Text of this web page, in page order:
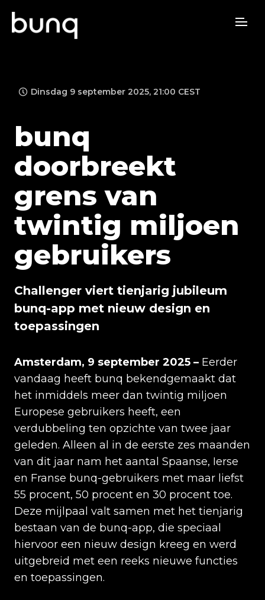
Dinsdag 9 september 2025, 21:00 CEST
bunq
doorbreekt
grens van
twintig miljoen
gebruikers
Challenger viert tienjarig jubileum
bunq-app met nieuw design en
toepassingen
Amsterdam, 9 september 2025 – Eerder
vandaag heeft bunq bekendgemaakt dat
het inmiddels meer dan twintig miljoen
Europese gebruikers heeft, een
verdubbeling ten opzichte van twee jaar
geleden. Alleen al in de eerste zes maanden
van dit jaar nam het aantal Spaanse, Ierse
en Franse bunq-gebruikers met maar liefst
55 procent, 50 procent en 30 procent toe.
Deze mijlpaal valt samen met het tienjarig
bestaan van de bunq-app, die speciaal
hiervoor een nieuw design kreeg en werd
uitgebreid met een reeks nieuwe functies
en toepassingen.